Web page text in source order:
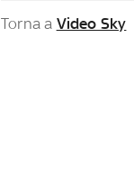
Torna a Video Sky